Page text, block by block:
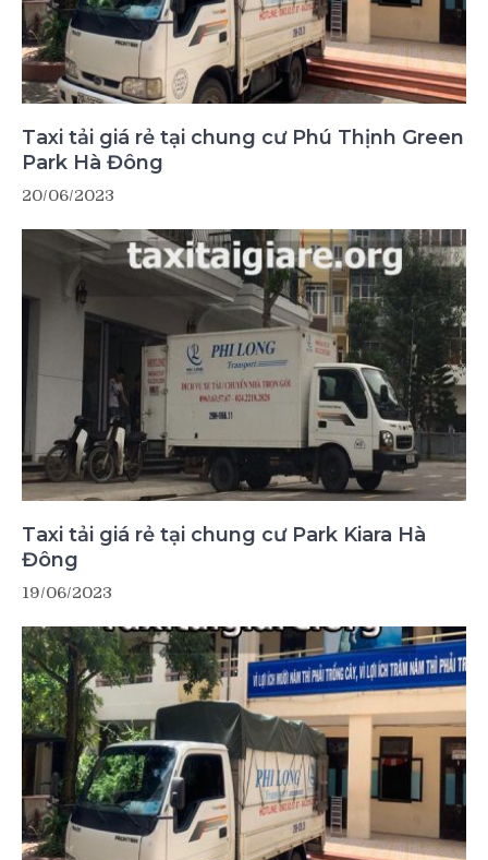
Taxi tải giá rẻ tại chung cư Phú Thịnh Green
Park Hà Đông
20/06/2023
Taxi tải giá rẻ tại chung cư Park Kiara Hà
Đông
19/06/2023